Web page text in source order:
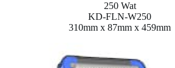
250 Wat
KD-FLN-W250
310mm x 87mm x 459mm